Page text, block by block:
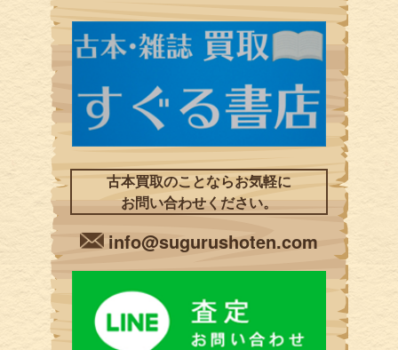
古本買取のことならお気軽に
お問い合わせください。
info@sugurushoten.com